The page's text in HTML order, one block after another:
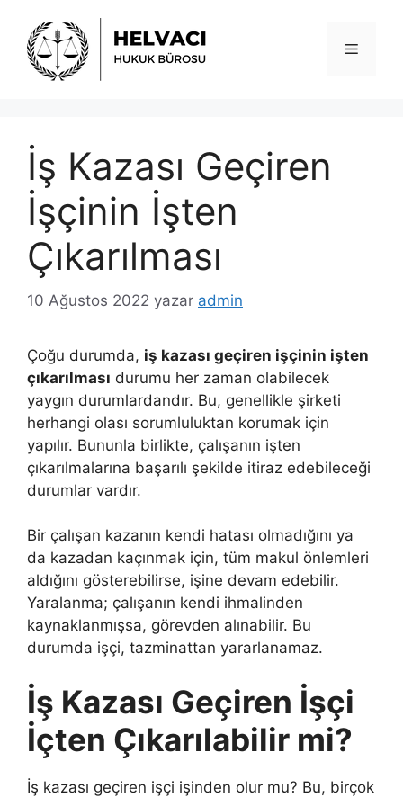
Menü
İş Kazası Geçiren
İşçinin İşten
Çıkarılması
10 Ağustos 2022 yazar admin
Çoğu durumda, iş kazası geçiren işçinin işten
çıkarılması durumu her zaman olabilecek
yaygın durumlardandır. Bu, genellikle şirketi
herhangi olası sorumluluktan korumak için
yapılır. Bununla birlikte, çalışanın işten
çıkarılmalarına başarılı şekilde itiraz edebileceği
durumlar vardır.
Bir çalışan kazanın kendi hatası olmadığını ya
da kazadan kaçınmak için, tüm makul önlemleri
aldığını gösterebilirse, işine devam edebilir.
Yaralanma; çalışanın kendi ihmalinden
kaynaklanmışsa, görevden alınabilir. Bu
durumda işçi, tazminattan yararlanamaz.
İş Kazası Geçiren İşçi
İçten Çıkarılabilir mi?
İş kazası geçiren işçi işinden olur mu? Bu, birçok